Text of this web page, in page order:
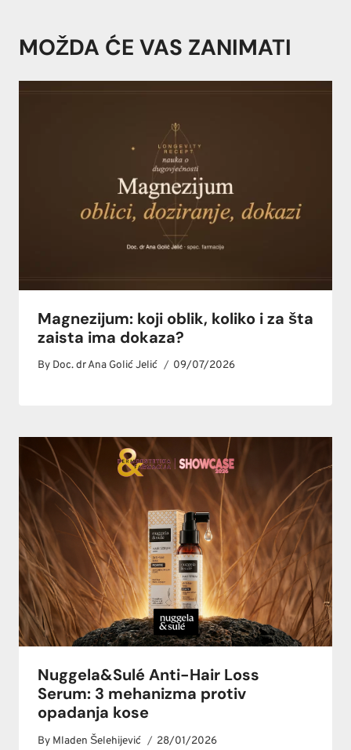
MOŽDA ĆE VAS ZANIMATI
Magnezijum: koji oblik, koliko i za šta
zaista ima dokaza?
By Doc. dr Ana Golić Jelić 09/07/2026
Nuggela&Sulé Anti-Hair Loss
Serum: 3 mehanizma protiv
opadanja kose
By Mladen Šelehijević 28/01/2026